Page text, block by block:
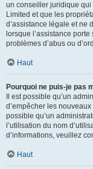
un conseiller juridique qui
Limited et que les
d’assistance légale et ne
lorsque l’assistance
problèmes d’abus ou
Haut
Pourquoi ne puis-je pas
Il est possible qu’un
d’empêcher les
possible qu’un
l’utilisation du nom
d’informations, veuillez
Haut